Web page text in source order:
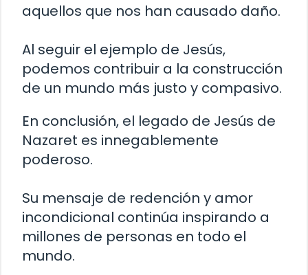
aquellos que nos han causado daño.
Al seguir el ejemplo de Jesús,
podemos contribuir a la construcción
de un mundo más justo y compasivo.
En conclusión, el legado de Jesús de
Nazaret es innegablemente
poderoso.
Su mensaje de redención y amor
incondicional continúa inspirando a
millones de personas en todo el
mundo.